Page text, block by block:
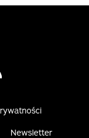
us on Rss
Newsletter